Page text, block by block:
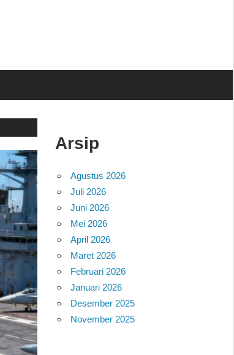
Arsip
Agustus 2026
Juli 2026
Juni 2026
Mei 2026
April 2026
Maret 2026
Februari 2026
Januari 2026
Desember 2025
November 2025